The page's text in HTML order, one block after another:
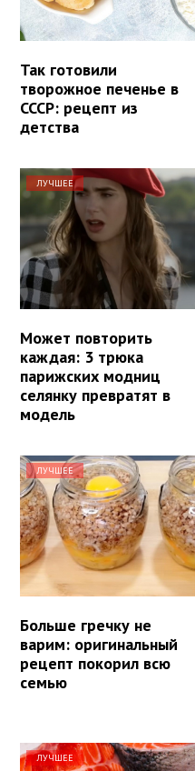
Так готовили
творожное печенье в
СССР: рецепт из
детства
ЛУЧШЕЕ
Может повторить
каждая: 3 трюка
парижских модниц
селянку превратят в
модель
ЛУЧШЕЕ
Больше гречку не
варим: оригинальный
рецепт покорил всю
семью
ЛУЧШЕЕ